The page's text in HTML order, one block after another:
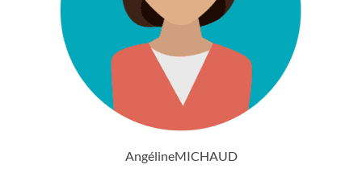
AngélineMICHAUD